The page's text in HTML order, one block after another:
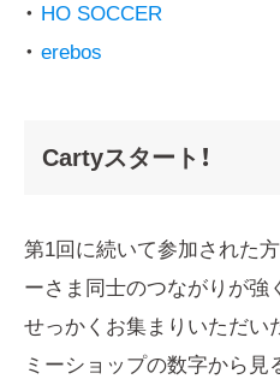
・ HO SOCCER
・ erebos
Cartyスタート！
第1回に続いて参加された
ーさま同士のつながりが強
せっかくお集まりいただい
ミーショップの数字から